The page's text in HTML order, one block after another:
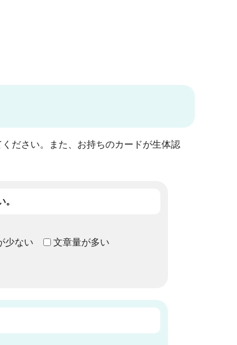
ださい。また、お持ちのカードが生体認
少ない 文章量が多い